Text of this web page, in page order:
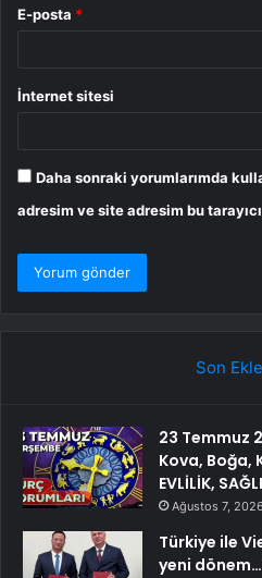
E-posta *
İnternet sitesi
Daha sonraki yorumlarımda
adresim ve site adresim bu
Son
23 Temmuz
Kova, Boğa,
EVLİLİK,
Ağustos 7, 2026
Türkiye ile
yeni